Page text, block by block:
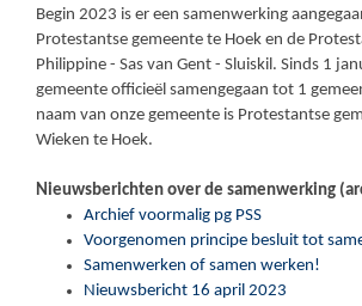
Begin 2023 is er een samenwerking
Protestantse gemeente te Hoek en de
Philippine - Sas van Gent - Sluiskil. Sinds 1
gemeente officieël samengegaan tot 1
naam van onze gemeente is Protestantse
Wieken te Hoek.
Nieuwsberichten over de samenwerking
Archief voormalig pg PSS
Voorgenomen principe besluit tot
Samenwerken of samen werken!
Nieuwsbericht 16 april 2023